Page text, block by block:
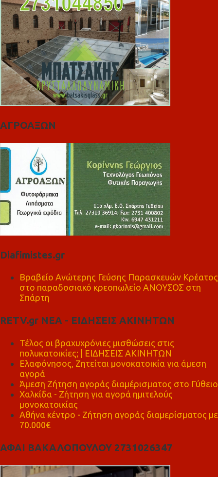
ΑΓΡΟΑΞΩΝ
Diafimistes.gr
Βραβείο Ανώτερης Γεύσης Παρασκευών Κρέατος
στο παραδοσιακό κρεοπωλείο ΑΝΟΥΣΟΣ στη
Σπάρτη
RETV.gr ΝΕΑ - ΕΙΔΗΣΕΙΣ ΑΚΙΝΗΤΩΝ
Τέλος οι βραχυχρόνιες μισθώσεις στις
πολυκατοικίες; | ΕΙΔΗΣΕΙΣ ΑΚΙΝΗΤΩΝ
Ελαφόνησος, Ζητείται μονοκατοικία για άμεση
αγορά
Άμεση Ζήτηση αγοράς διαμέρισματος στο Γύθειο
Χαλκίδα - Ζήτηση για αγορά ημιτελούς
μονοκατοικίας
Αθήνα κέντρο - Ζήτηση αγοράς διαμερίσματος με
70.000€
ΑΦΑΙ ΒΑΚΑΛΟΠΟΥΛΟΥ 2731026347